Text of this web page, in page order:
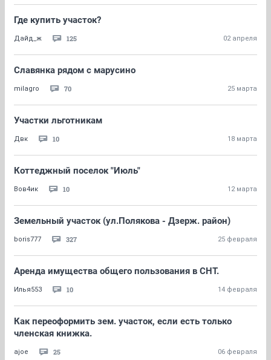
Где купить участок?
Дайд_ж 125 02 апреля
Славянка рядом с марусино
milagro 70 25 марта
Участки льготникам
Двк 10 18 марта
Коттеджный поселок "Июль"
Вов4ик 10 12 марта
Земельный участок (ул.Полякова - Дзерж. район)
boris777 327 25 февраля
Аренда имущества общего пользования в СНТ.
Илья553 10 14 февраля
Как переоформить зем. участок, если есть только
членская книжка.
ajoe 25 06 февраля